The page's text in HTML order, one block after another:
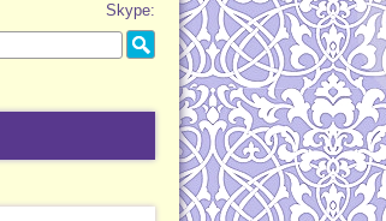
Skype: